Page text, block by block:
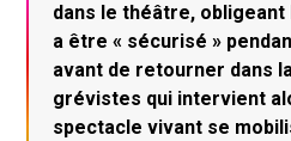
dans le théâtre,
a être « sécurisé »
avant de retourner dans
grévistes qui intervient
spectacle vivant se